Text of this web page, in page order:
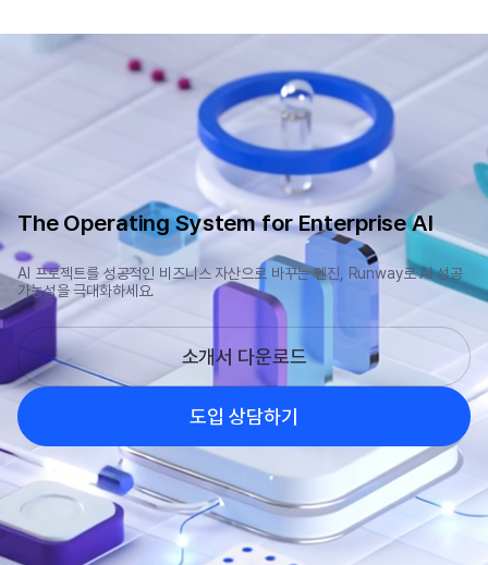
The Operating System for Enterprise AI
AI 프로젝트를 성공적인 비즈니스 자산으로 바꾸는 엔진, Runway로 AI 성공
가능성을 극대화하세요.
소개서 다운로드
도입 상담하기